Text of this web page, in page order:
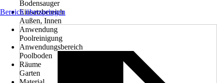
Bodensauger
Einsatzbereich
Außen, Innen
Anwendung
Poolreinigung
Anwendungsbereich
Poolboden
Räume
Garten
Bereich überspringen